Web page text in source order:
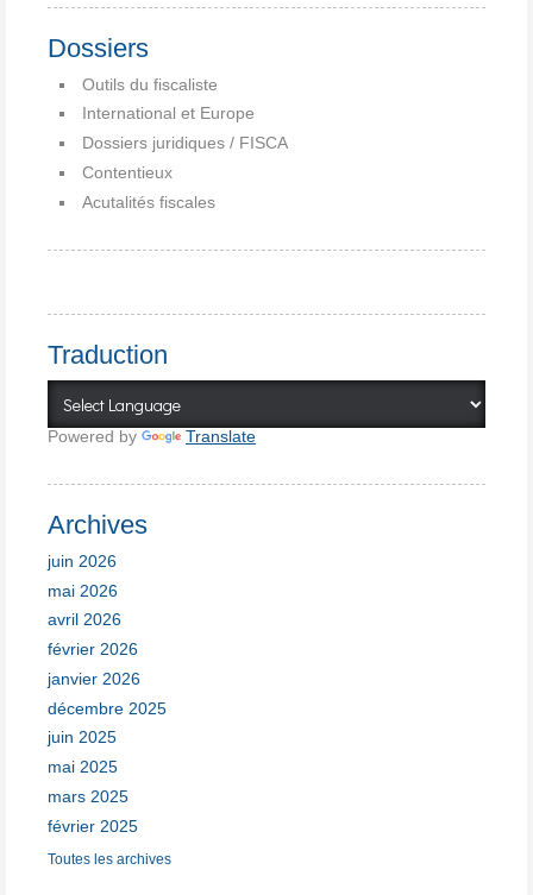
Dossiers
Outils du fiscaliste
International et Europe
Dossiers juridiques / FISCA
Contentieux
Acutalités fiscales
Traduction
Powered by Translate
Archives
juin 2026
mai 2026
avril 2026
février 2026
janvier 2026
décembre 2025
juin 2025
mai 2025
mars 2025
février 2025
Toutes les archives